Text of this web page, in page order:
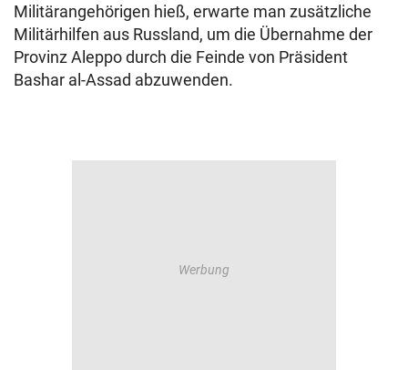
Militärangehörigen hieß, erwarte man zusätzliche
Militärhilfen aus Russland, um die Übernahme der
Provinz Aleppo durch die Feinde von Präsident
Bashar al-Assad abzuwenden.